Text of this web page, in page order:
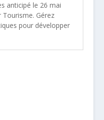
anticipé le 26 mai
Gérez
pour développer